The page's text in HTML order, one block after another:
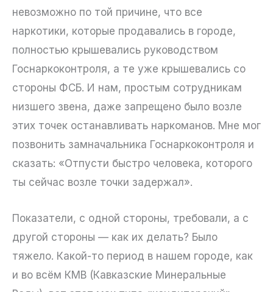
невозможно по той причине, что все
наркотики, которые продавались в городе,
полностью крышевались руководством
Госнаркоконтроля, а те уже крышевались со
стороны ФСБ. И нам, простым сотрудникам
низшего звена, даже запрещено было возле
этих точек останавливать наркоманов. Мне мог
позвонить замначальника Госнаркоконтроля и
сказать: «Отпусти быстро человека, которого
ты сейчас возле точки задержал».
Показатели, с одной стороны, требовали, а с
другой стороны — как их делать? Было
тяжело. Какой-то период в нашем городе, как
и во всём КМВ (Кавказские Минеральные